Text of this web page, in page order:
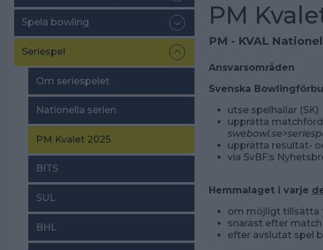
Spela bowling
Seriespel
Om seriespelet
Nationella serien
PM Kvalet 2025
BITS
SUL
BHL
PM
PM -
Ansvarsområden
Svenska
utse spelhallar (SK)
upprätta
upprätta resultat-
via SvBF:s
Hemmalaget i varje
om möjligt tillsätta
snarast efter
efter avslutat spel